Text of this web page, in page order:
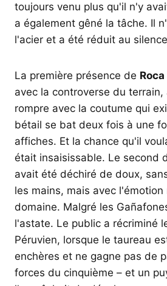
toujours venu plus qu'il n'y
a également gêné la tâche. Il
l'acier et a été réduit au
La première présence de Roca
avec la controverse du
rompre avec la coutume qui
bétail se bat deux fois à une
affiches. Et la chance qu'il
était insaisissable. Le second
avait été déchiré de doux,
les mains, mais avec l'émotion
domaine. Malgré les
l'astate. Le public a récriminé
Péruvien, lorsque le taureau
enchères et ne gagne pas de
forces du cinquième – et un